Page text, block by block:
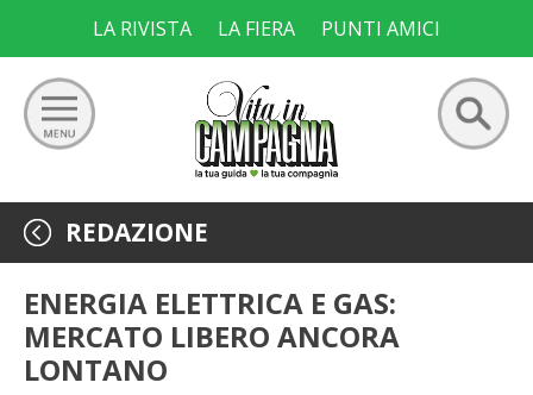
content
LA RIVISTA LA FIERA PUNTI AMICI
Ricerca
per:
GIARDINO
ORTO
FRUTTETO
REDAZIONE
ENERGIA ELETTRICA E GAS:
MERCATO LIBERO ANCORA
LONTANO